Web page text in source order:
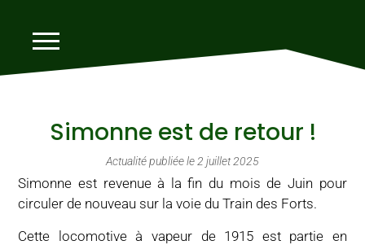
Simonne est de retour !
Actualité publiée le 2 juillet 2025
Simonne est revenue à la fin du mois de Juin pour
circuler de nouveau sur la voie du Train des Forts.
Cette locomotive à vapeur de 1915 est partie en